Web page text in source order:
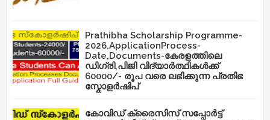
Prathibha Scholarship Programme-
2026,ApplicationProcess-
Date,Documents-കേരളത്തിലെ
ഡിഗ്രി,പിജി വിദ്യാർത്ഥികൾക്ക്
60000/- രൂപ വരെ ലഭിക്കുന്ന പ്രതിഭ
സ്കോളർഷിപ്
കോവിഡ് ക്രൈസിസ് സപ്പോർട്ട്